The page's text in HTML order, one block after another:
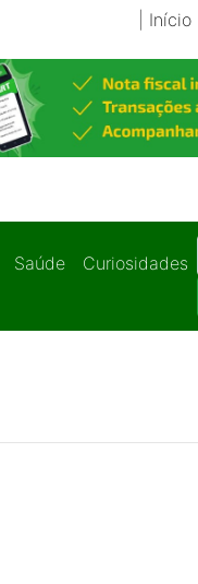
Início|
Saúde
Curiosidades